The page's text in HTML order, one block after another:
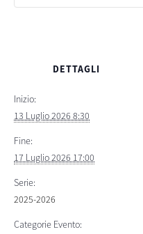
DETTAGLI
Inizio:
13 Luglio 2026 8:30
Fine:
17 Luglio 2026 17:00
Serie:
2025-2026
Categorie Evento: